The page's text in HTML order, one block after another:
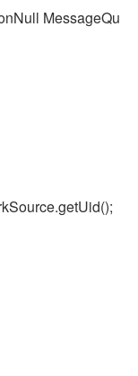
MessageQu